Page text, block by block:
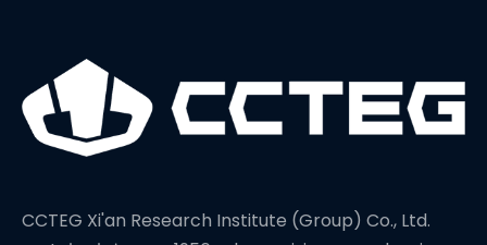
CCTEG Xi'an Research Institute (Group) Co., Ltd.